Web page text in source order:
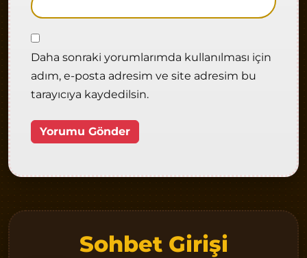
Daha sonraki yorumlarımda kullanılması için
adım, e-posta adresim ve site adresim bu
tarayıcıya kaydedilsin.
Sohbet Girişi